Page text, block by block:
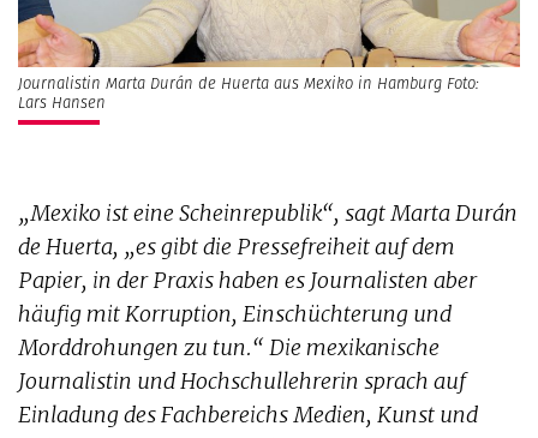
Journalistin Marta Durán de Huerta aus Mexiko in Hamburg Foto:
Lars Hansen
„Mexiko ist eine Scheinrepublik“, sagt Marta Durán
de Huerta, „es gibt die Pressefreiheit auf dem
Papier, in der Praxis haben es Journalisten aber
häufig mit Korruption, Einschüchterung und
Morddrohungen zu tun.“ Die mexikanische
Journalistin und Hochschullehrerin sprach auf
Einladung des Fachbereichs Medien, Kunst und